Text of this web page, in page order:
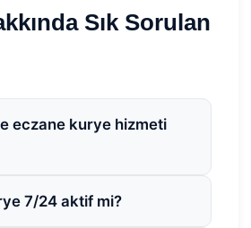
Sık Sorulan
eczane kurye hizmeti
7/24 aktif mi?